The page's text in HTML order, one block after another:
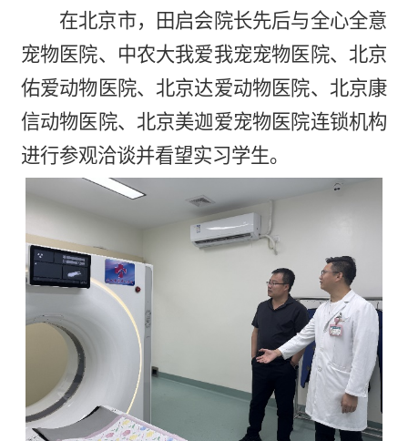
在北京市，
田启会院长先后与全心全意
宠物医院、中农大我爱我宠宠物医院、 北京
佑爱动物医院、北京达爱动物医院、北京康
信动物医院、北京美迦爱宠物医院连锁机构
进行参观洽谈并看望实习学生。